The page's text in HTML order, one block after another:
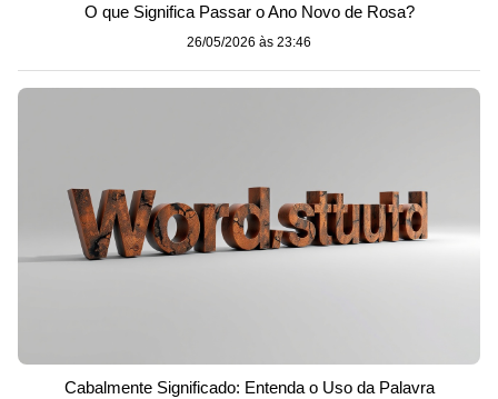
O que Significa Passar o Ano Novo de Rosa?
26/05/2026 às 23:46
Cabalmente Significado: Entenda o Uso da Palavra